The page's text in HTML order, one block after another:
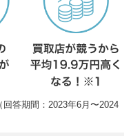
答期間：2023年6月〜2024